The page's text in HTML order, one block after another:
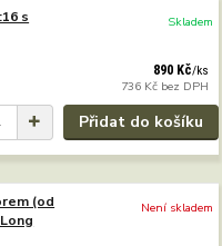
s
890 Kč/ks
736 Kč bez DPH
Skladem
Přidat do košíku
(od
Není skladem